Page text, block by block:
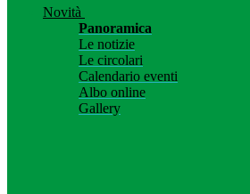
Novità
Panoramica
Le notizie
Le circolari
Calendario eventi
Albo online
Gallery